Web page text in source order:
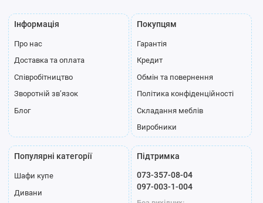
Інформація
Про нас
Доставка та оплата
Співробітництво
Зворотній зв’язок
Блог
Покупцям
Гарантія
Кредит
Обмін та повернення
Політика конфіденційності
Складання меблів
Виробники
Популярні категорії
Шафи купе
Дивани
Підтримка
073-357-08-04
097-003-1-004